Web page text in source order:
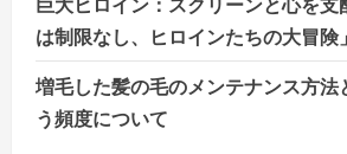
は制限なし、ヒロインたちの大冒険」
増毛した髪の毛のメンテナンス方法
う頻度について